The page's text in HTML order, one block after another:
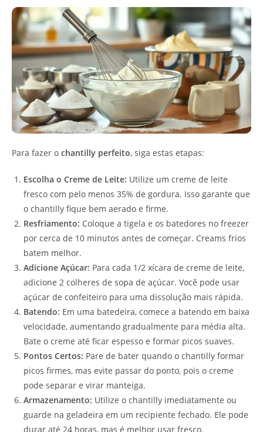
Para fazer o chantilly perfeito, siga estas etapas:
Escolha o Creme de Leite: Utilize um creme de leite
fresco com pelo menos 35% de gordura. Isso garante que
o chantilly fique bem aerado e firme.
Resfriamento: Coloque a tigela e os batedores no freezer
por cerca de 10 minutos antes de começar. Creams frios
batem melhor.
Adicione Açúcar: Para cada 1/2 xícara de creme de leite,
adicione 2 colheres de sopa de açúcar. Você pode usar
açúcar de confeiteiro para uma dissolução mais rápida.
Batendo: Em uma batedeira, comece a batendo em baixa
velocidade, aumentando gradualmente para média alta.
Bate o creme até ficar espesso e formar picos suaves.
Pontos Certos: Pare de bater quando o chantilly formar
picos firmes, mas evite passar do ponto, pois o creme
pode separar e virar manteiga.
Armazenamento: Utilize o chantilly imediatamente ou
guarde na geladeira em um recipiente fechado. Ele pode
durar até 24 horas, mas é melhor usar fresco.